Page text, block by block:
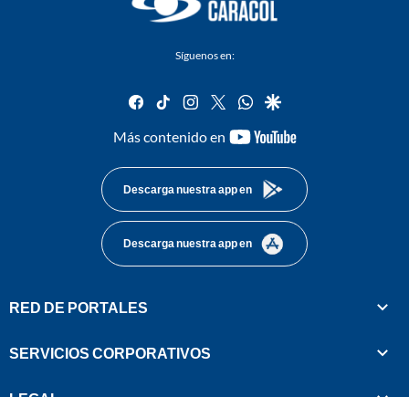
Síguenos en:
facebook
tiktok instagram
twitterwhatsapp
google
Más contenido en
youtube-
Descarga nuestra app en
Descarga nuestra app en
RED DE PORTALES
SERVICIOS CORPORATIVOS